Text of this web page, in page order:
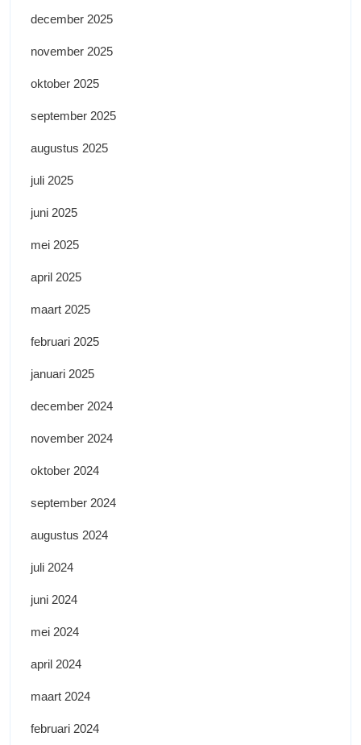
december 2025
november 2025
oktober 2025
september 2025
augustus 2025
juli 2025
juni 2025
mei 2025
april 2025
maart 2025
februari 2025
januari 2025
december 2024
november 2024
oktober 2024
september 2024
augustus 2024
juli 2024
juni 2024
mei 2024
april 2024
maart 2024
februari 2024